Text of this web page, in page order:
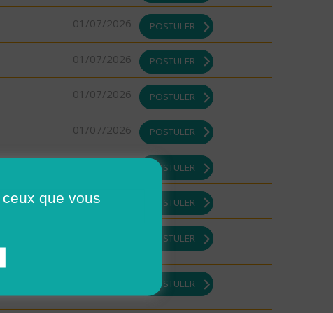
01/07/2026 POSTULER
01/07/2026 POSTULER
01/07/2026 POSTULER
01/07/2026 POSTULER
POSTULER
01/07/2026 POSTULER
POSTULER
POSTULER
que vous